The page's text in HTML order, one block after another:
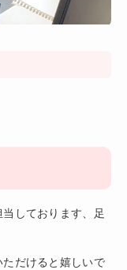
しております、足
だけると嬉しいで